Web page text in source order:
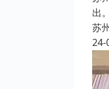
出
苏
24-